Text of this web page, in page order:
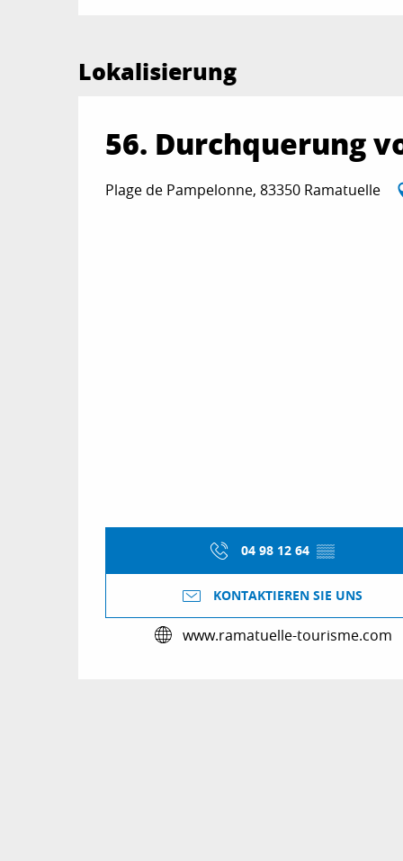
Lokalisierung
56. Durchquerung
Plage de Pampelonne, 83350 Ramatuelle
04 98 12 64 ▒▒
KONTAKTIEREN SIE UNS
www.ramatuelle-tourisme.com